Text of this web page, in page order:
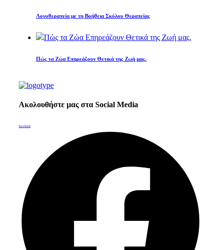
Λογοθεραπεία με τη Βοήθεια Σκύλου Θεραπείας
Πώς τα Ζώα Επηρεάζουν Θετικά της Ζωή μας.
Ακολουθήστε μας στα Social Media
Facebook